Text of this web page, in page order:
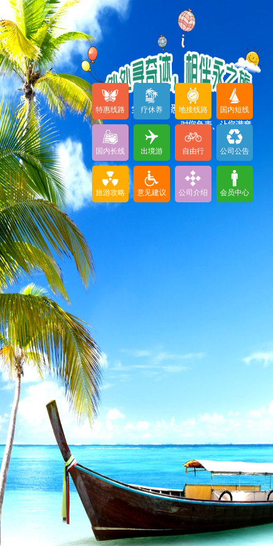
特惠线路 疗休养 地接线路 国内短线
国内长线 出境游 自由行 公司公告
旅游攻略 意见建议 公司介绍 会员中心